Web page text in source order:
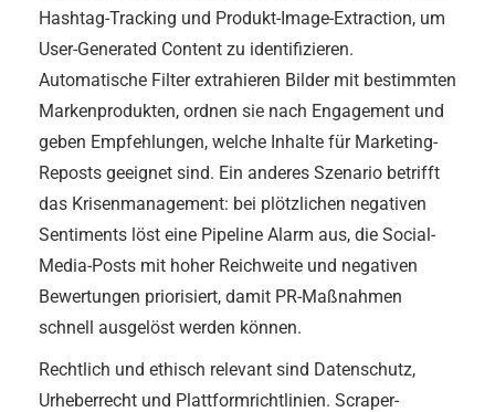
Hashtag-Tracking und Produkt-Image-Extraction, um
User-Generated Content zu identifizieren.
Automatische Filter extrahieren Bilder mit bestimmten
Markenprodukten, ordnen sie nach Engagement und
geben Empfehlungen, welche Inhalte für Marketing-
Reposts geeignet sind. Ein anderes Szenario betrifft
das Krisenmanagement: bei plötzlichen negativen
Sentiments löst eine Pipeline Alarm aus, die Social-
Media-Posts mit hoher Reichweite und negativen
Bewertungen priorisiert, damit PR-Maßnahmen
schnell ausgelöst werden können.
Rechtlich und ethisch relevant sind Datenschutz,
Urheberrecht und Plattformrichtlinien. Scraper-